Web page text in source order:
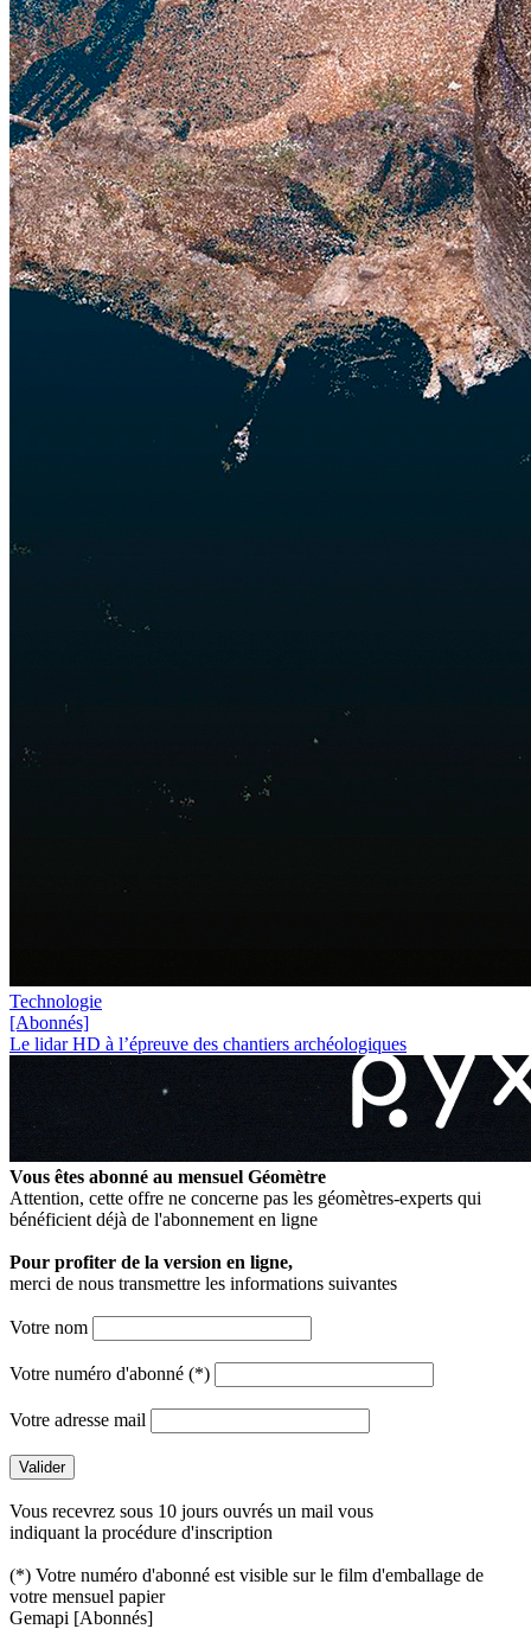
Technologie
[Abonnés]
Le lidar HD à l’épreuve des chantiers archéologiques
Vous êtes abonné au mensuel Géomètre
Attention, cette offre ne concerne pas les géomètres-experts qui
bénéficient déjà de l'abonnement en ligne
Pour profiter de la version en ligne,
merci de nous transmettre les informations suivantes
Votre nom
Votre numéro d'abonné (*)
Votre adresse mail
Vous recevrez sous 10 jours ouvrés un mail vous
indiquant la procédure d'inscription
(*) Votre numéro d'abonné est visible sur le film d'emballage de
votre mensuel papier
Gemapi [Abonnés]